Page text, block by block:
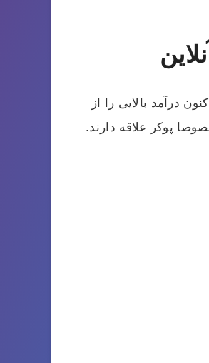
درآمد بالایی را از
پوکر علاقه دارند.